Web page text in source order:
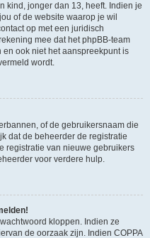
kind, jonger dan 13, heeft. Indien je
of de website waarop je wil
op met een juridisch
mee dat het phpBB-team
ook niet het aanspreekpunt is
wordt.
of de gebruikersnaam die
dat de beheerder de registratie
registratie van nieuwe gebruikers
voor verdere hulp.
kloppen. Indien ze
de oorzaak zijn. Indien COPPA